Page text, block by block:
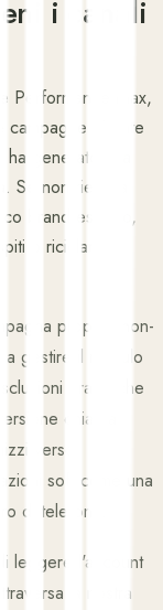
i canali
Performance Max,
campagne distinte
generato una
Se non riesci a
brand escluso,
o riciclando
propria, non-
gestire il modulo
brand che
chiari a
verso
soft come una
di telefono.
leggere l'account
la nostra